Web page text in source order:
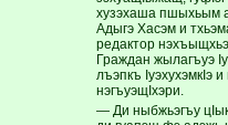
хузэхаша пшыхьым
Адыгэ Хасэм и
редактор
Граждан жылагъуэ
лъэпкъ IуэхухэмкIэ
нэгъуэщIхэри.
— Ди ныбжьэгъу